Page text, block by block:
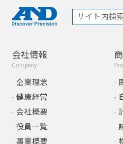
会社情報
Company
企業理念
健康経営
会社概要
役員一覧
事業概要